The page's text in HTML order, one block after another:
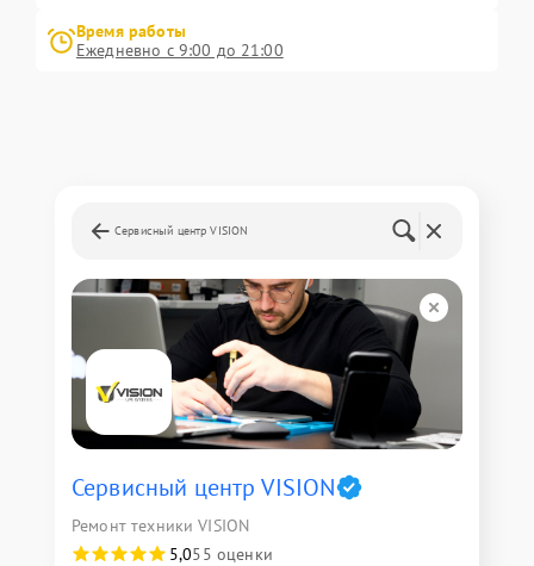
Время работы
Ежедневно с 9:00 до 21:00
Сервисный центр VISION
Сервисный центр VISION
Ремонт техники VISION
5,055 оценки